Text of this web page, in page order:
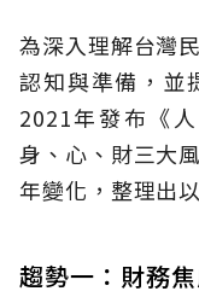
為深入理解台灣
認知與準備，並
2021年發布《
身、心、財三大
年變化，整理出
趨勢一：財務